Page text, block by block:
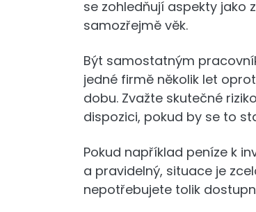
se zohledňují aspekty jako
samozřejmě věk.
Být samostatným
jedné firmě několik let
dobu. Zvažte skutečné
dispozici, pokud by se to
Pokud například peníze k
a pravidelný, situace je
nepotřebujete tolik